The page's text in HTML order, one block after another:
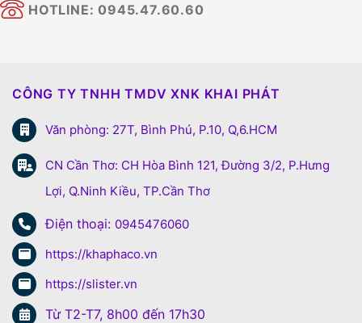
HOTLINE: 0945.47.60.60
CÔNG TY TNHH TMDV XNK KHAI PHÁT
Văn phòng: 27T, Bình Phú, P.10, Q,6.HCM
CN Cần Thơ: CH Hòa Bình 121, Đường 3/2, P.Hưng
Lợi, Q.Ninh Kiều, TP.Cần Thơ
Điện thoại: 0945476060
https://khaphaco.vn
https://slister.vn
Từ T2-T7, 8h00 đến 17h30